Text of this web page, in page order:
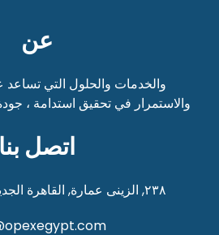
عن
والخدمات والحلول التي تساعد
والاستمرار في تحقيق استدامة ،
اتصل بنا
٢٣٨, الزينى عمارة, القاهرة الجديدة, القاهرة, مصر.